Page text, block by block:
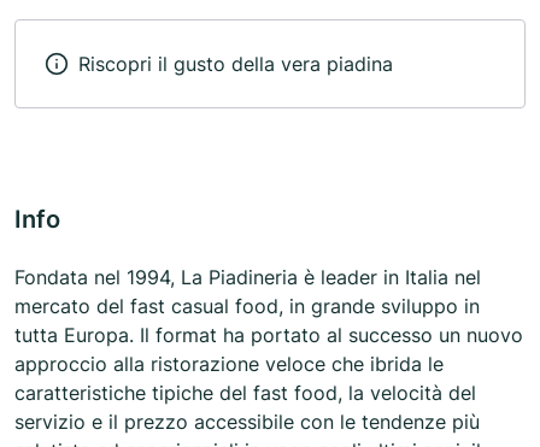
Riscopri il gusto della vera piadina
Info
Fondata nel 1994, La Piadineria è leader in Italia nel
mercato del fast casual food, in grande sviluppo in
tutta Europa. Il format ha portato al successo un nuovo
approccio alla ristorazione veloce che ibrida le
caratteristiche tipiche del fast food, la velocità del
servizio e il prezzo accessibile con le tendenze più